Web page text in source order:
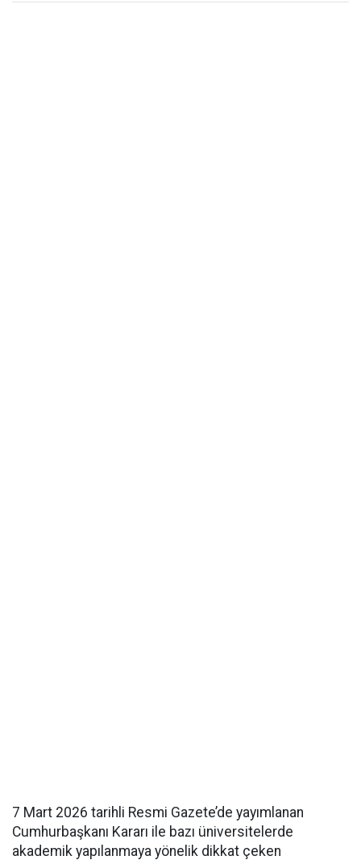
7 Mart 2026 tarihli Resmi Gazete’de yayımlanan
Cumhurbaşkanı Kararı ile bazı üniversitelerde
akademik yapılanmaya yönelik dikkat çeken